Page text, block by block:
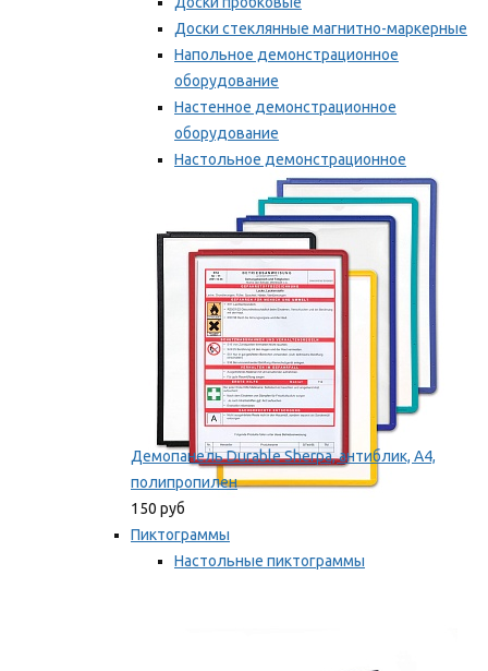
Доски стеклянные магнитно-маркерные
Напольное демонстрационное
оборудование
Настенное демонстрационное
оборудование
Настольное демонстрационное
оборудование
Мы рекомендуем
Демопанель Durable Sherpa, антиблик, А4,
полипропилен
150 руб
Пиктограммы
Настольные пиктограммы